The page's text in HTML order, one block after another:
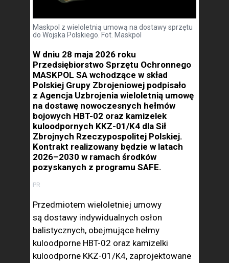
Maskpol z wieloletnią umową na dostawy sprzętu
do Wojska Polskiego. Fot. Maskpol
W dniu 28 maja 2026 roku
Przedsiębiorstwo Sprzętu Ochronnego
MASKPOL SA wchodzące w skład
Polskiej Grupy Zbrojeniowej podpisało
z Agencja Uzbrojenia wieloletnią umowę
na dostawę nowoczesnych hełmów
bojowych HBT-02 oraz kamizelek
kuloodpornych KKZ-01/K4 dla Sił
Zbrojnych Rzeczypospolitej Polskiej.
Kontrakt realizowany będzie w latach
2026–2030 w ramach środków
pozyskanych z programu SAFE.
PR
Przedmiotem wieloletniej umowy
są dostawy indywidualnych osłon
balistycznych, obejmujące hełmy
kuloodporne HBT-02 oraz kamizelki
kuloodporne KKZ-01/K4, zaprojektowane